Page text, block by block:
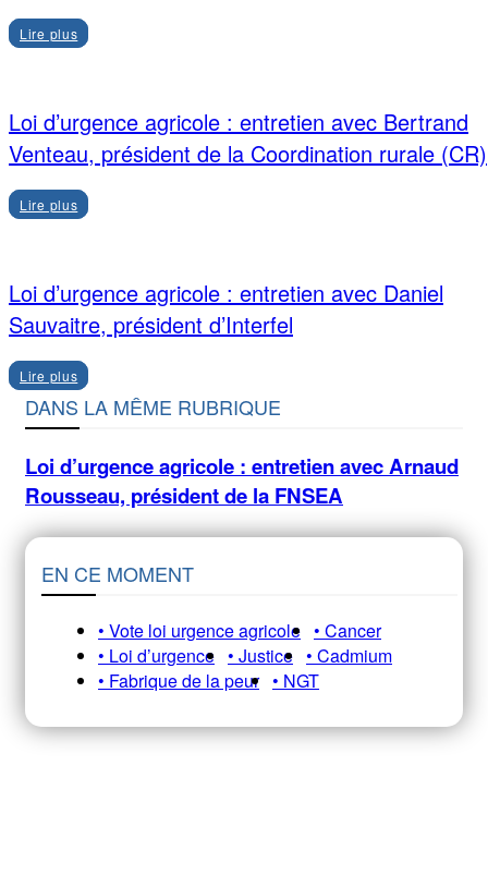
Lire plus
Loi d’urgence agricole : entretien avec Bertrand
Venteau, président de la Coordination rurale (CR)
Lire plus
Loi d’urgence agricole : entretien avec Daniel
Sauvaitre, président d’Interfel
Lire plus
DANS LA MÊME RUBRIQUE
Loi d’urgence agricole : entretien avec Arnaud
Rousseau, président de la FNSEA
EN CE MOMENT
• Vote loi urgence agricole • Cancer
• Loi d’urgence • Justice • Cadmium
• Fabrique de la peur • NGT